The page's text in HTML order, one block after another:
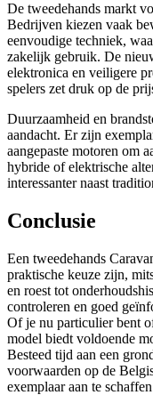
De tweedehands markt
Bedrijven kiezen vaak
eenvoudige techniek,
zakelijk gebruik. De
elektronica en veiligere
spelers zet druk op de
Duurzaamheid en
aandacht. Er zijn
aangepaste motoren om
hybride of elektrische
interessanter naast
Conclusie
Een tweedehands
praktische keuze zijn,
en roest tot
controleren en goed
Of je nu particulier bent
model biedt voldoende
Besteed tijd aan een
voorwaarden op de
exemplaar aan te